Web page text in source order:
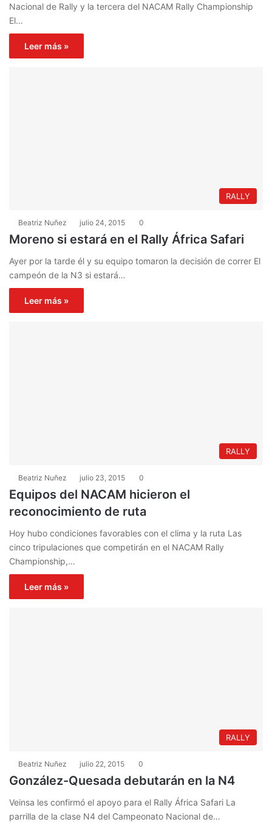
Nacional de Rally y la tercera del NACAM Rally Championship
El…
Leer más »
RALLY
Beatriz Nuñez julio 24, 2015 0
Moreno si estará en el Rally África Safari
Ayer por la tarde él y su equipo tomaron la decisión de correr El
campeón de la N3 si estará…
Leer más »
RALLY
Beatriz Nuñez julio 23, 2015 0
Equipos del NACAM hicieron el
reconocimiento de ruta
Hoy hubo condiciones favorables con el clima y la ruta Las
cinco tripulaciones que competirán en el NACAM Rally
Championship,…
Leer más »
RALLY
Beatriz Nuñez julio 22, 2015 0
González-Quesada debutarán en la N4
Veinsa les confirmó el apoyo para el Rally África Safari La
parrilla de la clase N4 del Campeonato Nacional de…